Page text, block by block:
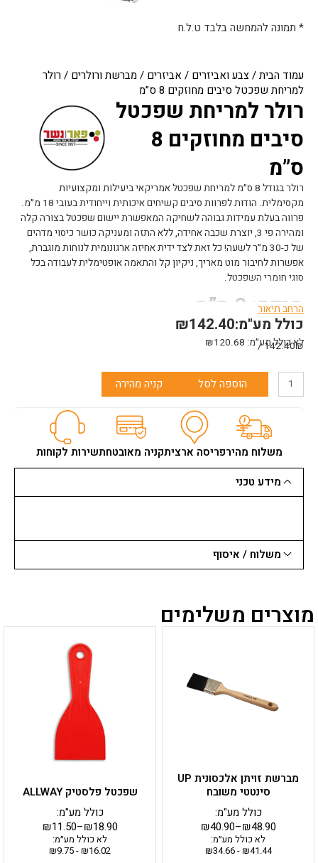
עמוד הבית/צבע ואביזרים / אביזרים /מברשת ורולרים / רולר
למריחת שפכטל סיבים מחוזקים 8 ס”מ
רולר למריחת שפכטל
סיבים מחוזקים 8
ס”מ
רולר בגודל 8 ס״מ למריחת שפכטל אמריקאי ביעילות ומקצועיות
מקסימלית. הודות לפרוות סיבים קשיחים איכותית וייחודית בעובי 18 מ״מ.
פרווה בעלת עמידות גבוהה לשחיקה המאפשרת יישום שפכטל בצורה קלה
ומהירה פי 3, יוצרת שכבה אחידה, ללא התזה ומעניקה כושר כיסוי מדהים
של כ-30 מ״ר לשעה! כל זאת לצד ידית אחיזה ארגונומית לנוחות מוגברת,
אפשרות לחיבור מוט מאריך, ניקיון קל והתאמה אופטימלית לעבודה בכל
סוגי חומרי השפכטל.
מידה: 8 ס”מ
הרחב תיאור
₪142.40כולל מע"מ:
לא כולל מע״מ: ₪120.68
142.40₪ /
כמות
ס"מ
הוספה לסל קניה מהירה
משלוח מהירפריסה ארציתקניה מאובטחתשירות לקוחות
מידע טכני
משלוח / איסוף
* תמונה להמחשה בלבד ט.ל.ח
מוצרים משלימים
מברשת זויתן אלכסונית UP
סינטטי משובח
₪40.90–₪48.90
כולל מע"מ:
לא כולל מע״מ:
₪41.44
-
₪34.66
מספר
סוגים.
המוצר
שפכטל פלסטיק ALLWAY
₪11.50–₪18.90
כולל מע"מ:
לא כולל מע״מ:
₪16.02
-
₪9.75
זה
יש
מספר
סוגים.
ניתן
לבחור
האפשרויות